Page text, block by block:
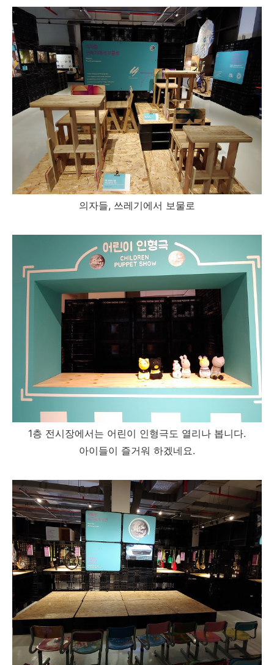
의자들, 쓰레기에서 보물로
1층 전시장에서는 어린이 인형극도 열리나 봅니다.
아이들이 즐거워 하겠네요.